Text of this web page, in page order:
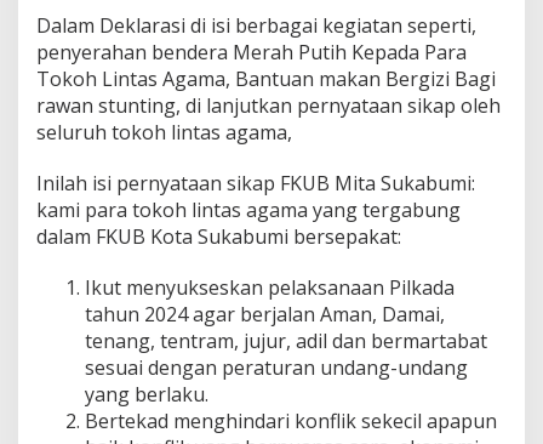
P
i
l
k
a
d
2
0
2
4
Dalam Deklarasi di isi berbagai kegiatan seperti,
penyerahan bendera Merah Putih Kepada Para
Tokoh Lintas Agama, Bantuan makan Bergizi Bagi
rawan stunting, di lanjutkan pernyataan sikap oleh
seluruh tokoh lintas agama,
Inilah isi pernyataan sikap FKUB Mita Sukabumi:
kami para tokoh lintas agama yang tergabung
dalam FKUB Kota Sukabumi bersepakat:
Ikut menyukseskan pelaksanaan Pilkada
tahun 2024 agar berjalan Aman, Damai,
tenang, tentram, jujur, adil dan bermartabat
sesuai dengan peraturan undang-undang
yang berlaku.
Bertekad menghindari konflik sekecil apapun